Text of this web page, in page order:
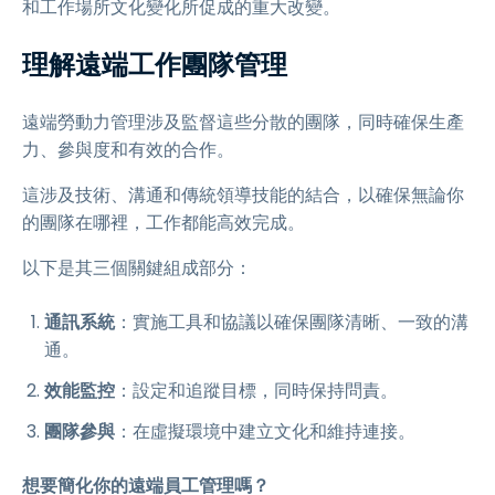
和工作場所文化變化所促成的重大改變。
理解遠端工作團隊管理
遠端勞動力管理涉及監督這些分散的團隊，同時確保生產
力、參與度和有效的合作。
這涉及技術、溝通和傳統領導技能的結合，以確保無論你
的團隊在哪裡，工作都能高效完成。
以下是其三個關鍵組成部分：
通訊系統：實施工具和協議以確保團隊清晰、一致的溝
通。
效能監控 ：設定和追蹤目標，同時保持問責。
團隊參與 ：在虛擬環境中建立文化和維持連接。
想要簡化你的遠端員工管理嗎？